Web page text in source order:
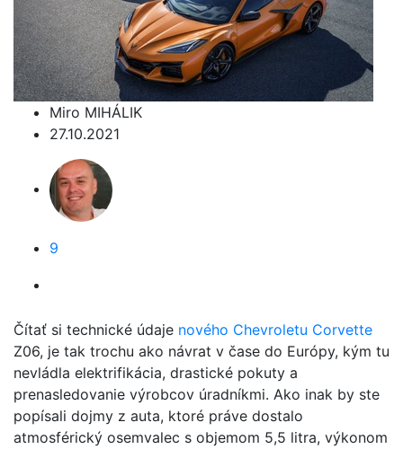
Miro MIHÁLIK
27.10.2021
9
Čítať si technické údaje nového Chevroletu Corvette
Z06, je tak trochu ako návrat v čase do Európy, kým tu
nevládla elektrifikácia, drastické pokuty a
prenasledovanie výrobcov úradníkmi. Ako inak by ste
popísali dojmy z auta, ktoré práve dostalo
atmosférický osemvalec s objemom 5,5 litra, výkonom